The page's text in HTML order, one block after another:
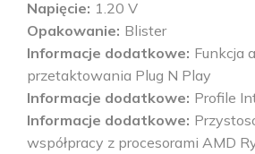
Napięcie 1.20 V
Opakowanie Blister
Informacje dodatkowe Funkcja
przetaktowania Plug N Play
Informacje dodatkowe Profile
Informacje dodatkowe
współpracy z procesorami AMD